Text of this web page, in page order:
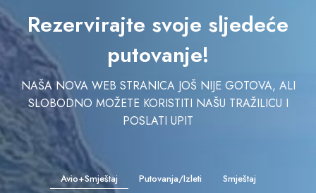
Rezervirajte svoje sljedeće
putovanje!
NAŠA NOVA WEB STRANICA JOŠ NIJE GOTOVA, ALI
SLOBODNO MOŽETE KORISTITI NAŠU TRAŽILICU I
POSLATI UPIT
Avio+Smještaj Putovanja/Izleti Smještaj